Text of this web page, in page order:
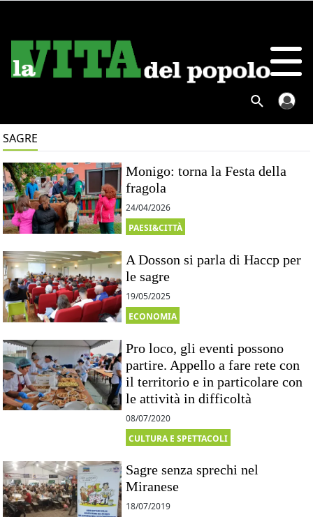
SAGRE
Monigo: torna la Festa della
fragola
24/04/2026
PAESI&CITTÀ
A Dosson si parla di Haccp per
le sagre
19/05/2025
ECONOMIA
Pro loco, gli eventi possono
partire. Appello a fare rete con
il territorio e in particolare con
le attività in difficoltà
08/07/2020
CULTURA E SPETTACOLI
Sagre senza sprechi nel
Miranese
18/07/2019